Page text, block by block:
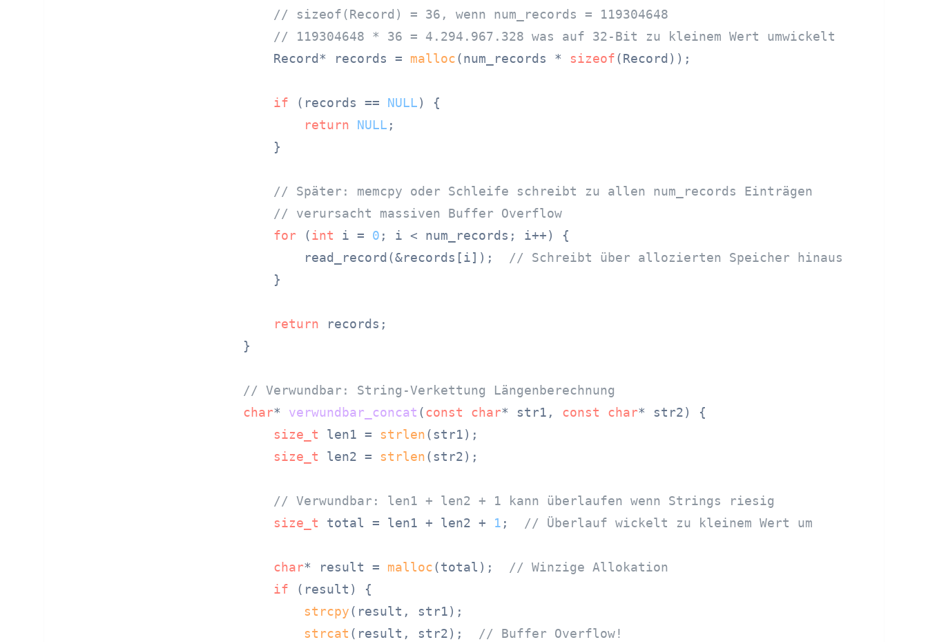
// sizeof(Record) = 36, wenn num_records = 119304648
// 119304648 * 36 = 4.294.967.328 was auf 32-Bit zu kleinem Wert umwickelt
    Record* records =
malloc(num_records * sizeof(Record));
if (records == NULL) {
return
NULL ;
    }
// Später: memcpy oder Schleife schreibt zu allen num_records Einträgen
// verursacht massiven Buffer Overflow
for (int i = 0 ; i < num_records; i++) {
        read_record(&records[i]);
// Schreibt über allozierten Speicher hinaus
    }
return records;
}
// Verwundbar: String-Verkettung Längenberechnung
char* verwundbar_concat (const char* str1, const char* str2)
{
size_t len1 = strlen(str1);
size_t len2 = strlen(str2);
// Verwundbar: len1 + len2 + 1 kann überlaufen wenn Strings riesig
size_t total = len1 + len2 + 1 ; // Überlauf wickelt zu kleinem Wert um
char* result = malloc(total); // Winzige Allokation
if (result) {
strcpy(result, str1);
strcat (result, str2); // Buffer Overflow!